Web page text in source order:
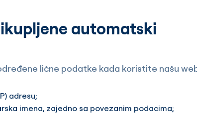
automatski
lične podatke kada koristite našu
adresu;
imena, zajedno sa povezanim podacima;